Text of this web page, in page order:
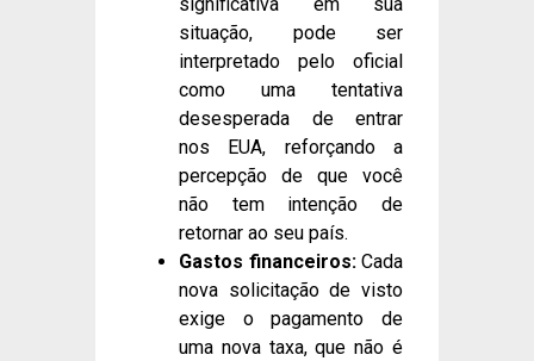
significativa em sua
situação, pode ser
interpretado pelo oficial
como uma tentativa
desesperada de entrar
nos EUA, reforçando a
percepção de que você
não tem intenção de
retornar ao seu país.
Gastos financeiros:Cada
nova solicitação de visto
exige o pagamento de
uma nova taxa, que não é